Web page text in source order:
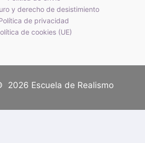
y derecho de desistimiento
de privacidad
de cookies (UE)
2026 Escuela de Realismo